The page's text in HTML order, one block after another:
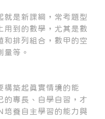
就是新課綱，常考題型
用到的數學，尤其是數
和排列組合，數甲的空
量等。
構築起真實情境的能
的專長、自學自習，才
養自主學習的能力與